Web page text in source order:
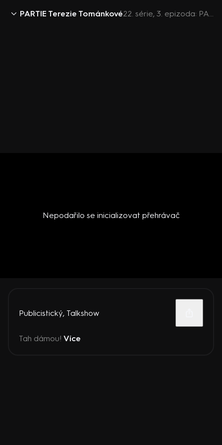
PARTIE Terezie Tománkové 22. série, 3. epizoda: PARTIE TEREZIE TOMÁNKOVÉ, Alena Dernerová, Karla Maříková, David Kasal, Martin Kuba, Roman Prymula - 23.1. v 11:57
Nepodařilo se inicializovat přehrávač
Publicistický, Talkshow
Tah dámou! Více